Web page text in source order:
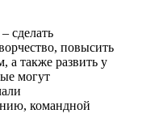
сделать
повысить
а также развить у
могут
командной